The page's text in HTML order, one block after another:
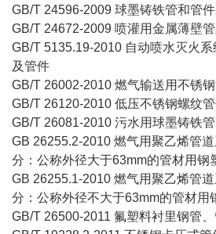
GB/T 24596-2009 球墨铸铁管和管
GB/T 24672-2009 喷灌用金属薄壁
GB/T 5135.19-2010 自动喷水灭火
及管件
GB/T 26002-2010 燃气输送用不锈
GB/T 26120-2010 低压不锈钢螺纹
GB/T 26081-2010 污水用球墨铸铁
GB 26255.2-2010 燃气用聚乙烯管
分：公称外径大于63mm的管材用钢
GB 26255.1-2010 燃气用聚乙烯管
分：公称外径不大于63mm的管材用
GB/T 26500-2011 氟塑料衬里钢管